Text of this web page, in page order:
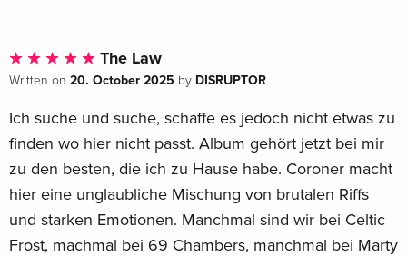
The Law
Written on 20. October 2025 by DISRUPTOR.
Ich suche und suche, schaffe es jedoch nicht etwas zu
finden wo hier nicht passt. Album gehört jetzt bei mir
zu den besten, die ich zu Hause habe. Coroner macht
hier eine unglaubliche Mischung von brutalen Riffs
und starken Emotionen. Manchmal sind wir bei Celtic
Frost, machmal bei 69 Chambers, manchmal bei Marty